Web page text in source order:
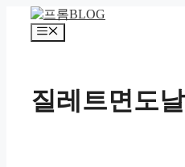
메
질레트면도